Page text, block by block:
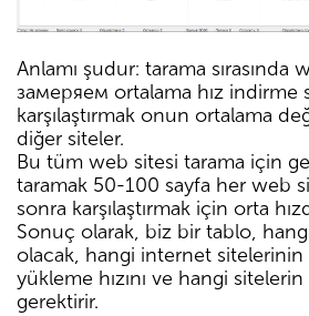
Anlamı şudur: tarama sırasında
замеряем ortalama hız indirme
karşılaştırmak onun ortalama
diğer siteler.
Bu tüm web sitesi tarama için
taramak 50-100 sayfa her web
sonra karşılaştırmak için orta
Sonuç olarak, biz bir tablo,
olacak, hangi internet sitelerinin
yükleme hızını ve hangi
gerektirir.